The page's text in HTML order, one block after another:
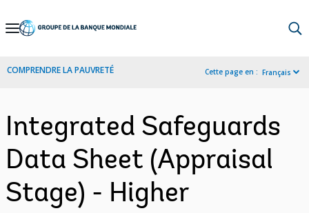
Skip
Navigation
COMPRENDRE LA PAUVRETÉ Cette page en : Français
Integrated Safeguards
Data Sheet (Appraisal
Stage) - Higher